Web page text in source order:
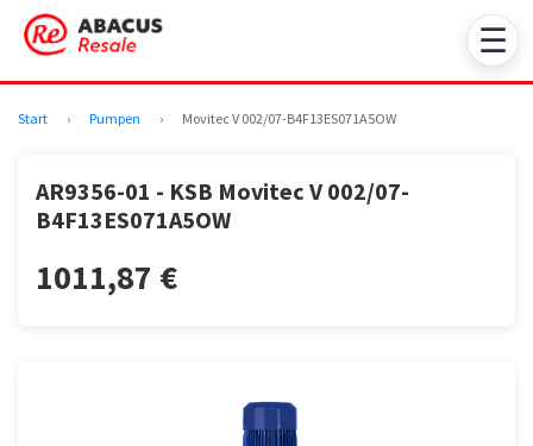
☰
Start › Pumpen › Movitec V 002/07-B4F13ES071A5OW
AR9356-01 - KSB Movitec V 002/07-
B4F13ES071A5OW
1011,87 €